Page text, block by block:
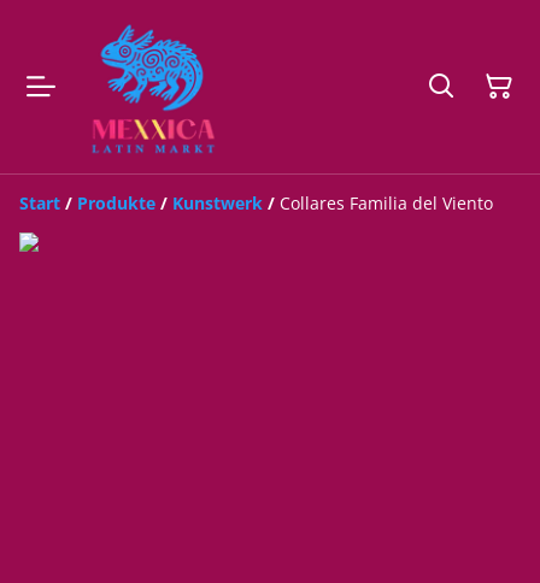
Start / Produkte / Kunstwerk / Collares Familia del Viento